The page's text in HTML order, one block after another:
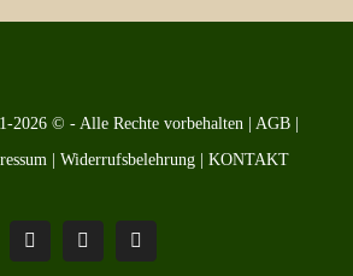
2026 © - Alle Rechte vorbehalten | AGB
Widerrufsbelehrung KONTAKT
PinterestFacebookInstagram